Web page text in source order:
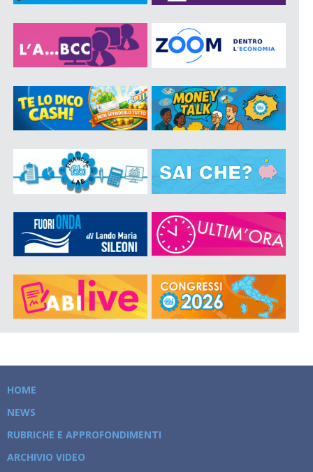
HOME
NEWS
RUBRICHE E APPROFONDIMENTI
ARCHIVIO VIDEO